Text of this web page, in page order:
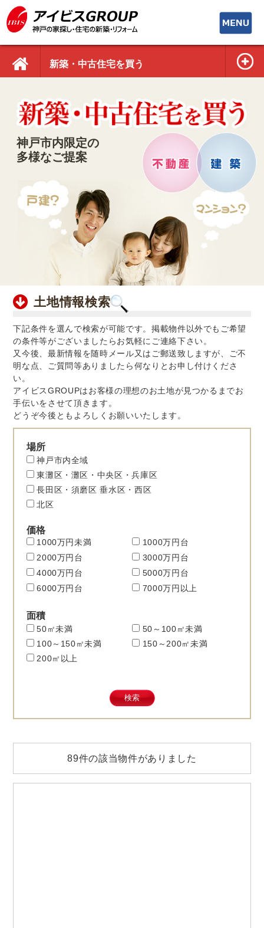
toggle
新築・中古住宅を買う
神戸市内限定の
多様なご提案
土地情報検索
下記条件を選んで検索が可能です。掲載物件以外でもご希望
の条件等がございましたらお気軽にご連絡下さい。
又今後、最新情報を随時メール又はご郵送致しますが、ご不
明な点、ご質問等ありましたら何なりとお申し付けくださ
い。
アイビスGROUPはお客様の理想のお土地が見つかるまでお
手伝いをさせて頂きます。
どうぞ今後ともよろしくお願いいたします。
場所
神戸市内全域
東灘区・灘区・中央区・兵庫区
長田区・須磨区 垂水区・西区
北区
価格
1000万円未満
1000万円台
2000万円台
3000万円台
4000万円台
5000万円台
6000万円台
7000万円以上
面積
50㎡未満
50～100㎡未満
100～150㎡未満
150～200㎡未満
200㎡以上
89件の該当物件がありました